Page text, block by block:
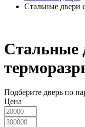
Стальные двери
Стальные
Подберите дверь по
Цена